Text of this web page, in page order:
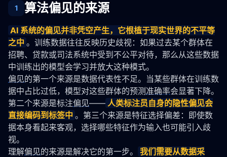
1 算法偏见的来源
AI 系统的偏见并非凭空产生，它根植于现实世界的不平等
之中 。训练数据往往反映历史歧视：如果过去某个群体在
招聘、贷款或司法系统中受到不公平对待，那么从这些数据
中训练出的模型会学习并放大这种模式。
偏见的第一个来源是数据代表性不足。当某些群体在训练数
据中占比过低，模型对这些群体的预测 准确率会显著下降。
第二个来源是标注偏见—— 人类标注员自身的隐性偏见会
直接编码到标签中 。第三个来源是特征选择偏差：即使数
据本身看起来客观，选择哪些特征作为输入也可能引入歧
视。
理解偏见的来源是解决它的第一步。
我们需要从数据采